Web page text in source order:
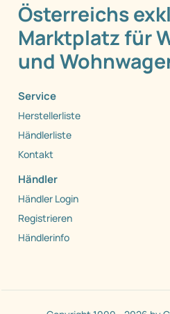
Österreichs
Marktplatz für
und
Service
Herstellerliste
Händlerliste
Kontakt
Händler
Händler Login
Registrieren
Händlerinfo